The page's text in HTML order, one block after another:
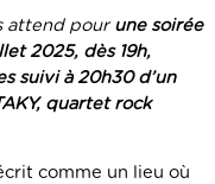
attend pourune soirée
2025, dès 19h,
suivi à 20h30 d’un
quartet rock
comme un lieu où